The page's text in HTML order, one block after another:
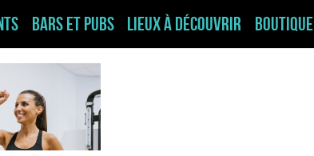
Bars et pubs Lieux à découvrir Boutique